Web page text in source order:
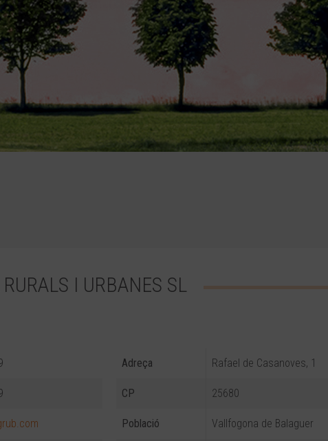
I URBANES SL
Adreça Rafael de Casanoves, 1
CP 25680
Població Vallfogona de Balaguer